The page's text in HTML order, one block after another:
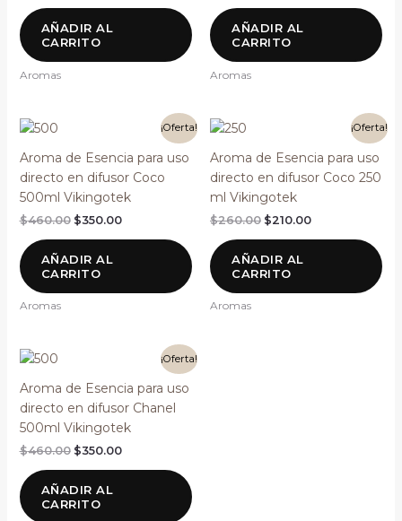
AÑADIR AL
CARRITO
Aromas
AÑADIR AL
CARRITO
Aromas
¡Oferta!
Aroma de Esencia para uso
directo en difusor Coco
500ml Vikingotek
$460.00
original
$460.00.
$350.00
actual
$350.00.
AÑADIR AL
CARRITO
Aromas
¡Oferta!
Aroma de Esencia para uso
directo en difusor Coco 250
ml Vikingotek
$260.00
original
$260.00.
$210.00
actual
$210.00.
AÑADIR AL
CARRITO
Aromas
¡Oferta!
Aroma de Esencia para uso
directo en difusor Chanel
500ml Vikingotek
$460.00
original
$460.00.
$350.00
actual
$350.00.
AÑADIR AL
CARRITO